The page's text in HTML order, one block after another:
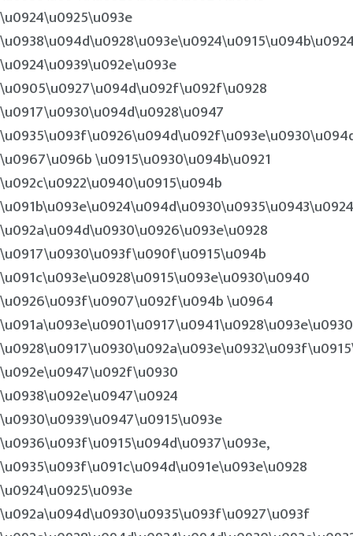
\u0924\u0925\u093e
\u0924\u0939\u092e\u093e
\u0905\u0927\u094d\u092f\u092f\u0928
\u0917\u0930\u094d\u0928\u0947
\u0967\u096b \u0915\u0930\u094b\u0921
\u092c\u0922\u0940\u0915\u094b
\u092a\u094d\u0930\u0926\u093e\u0928
\u0917\u0930\u093f\u090f\u0915\u094b
\u091c\u093e\u0928\u0915\u093e\u0930\u0940
\u0926\u093f\u0907\u092f\u094b \u0964
\u092e\u0947\u092f\u0930
\u0938\u092e\u0947\u0924
\u0930\u0939\u0947\u0915\u093e
\u0936\u093f\u0915\u094d\u0937\u093e,
\u0935\u093f\u091c\u094d\u091e\u093e\u0928
\u0924\u0925\u093e
\u092a\u094d\u0930\u0935\u093f\u0927\u093f